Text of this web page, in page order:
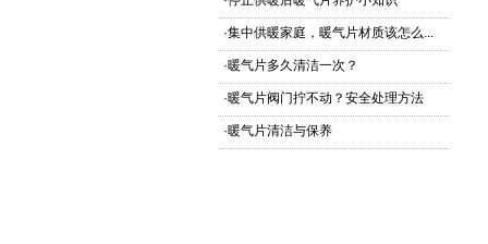
·集中供暖家庭，暖气片材质该怎么...
·暖气片多久清洁一次？
·暖气片阀门拧不动？安全处理方法
·暖气片清洁与保养